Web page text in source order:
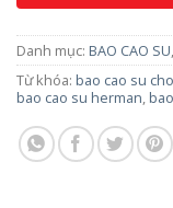
Danh mục: BAO CAO SU,
Từ khóa: bao cao su
bao cao su herman,